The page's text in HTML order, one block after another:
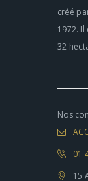
créé
1972.
32
Nos
01
15